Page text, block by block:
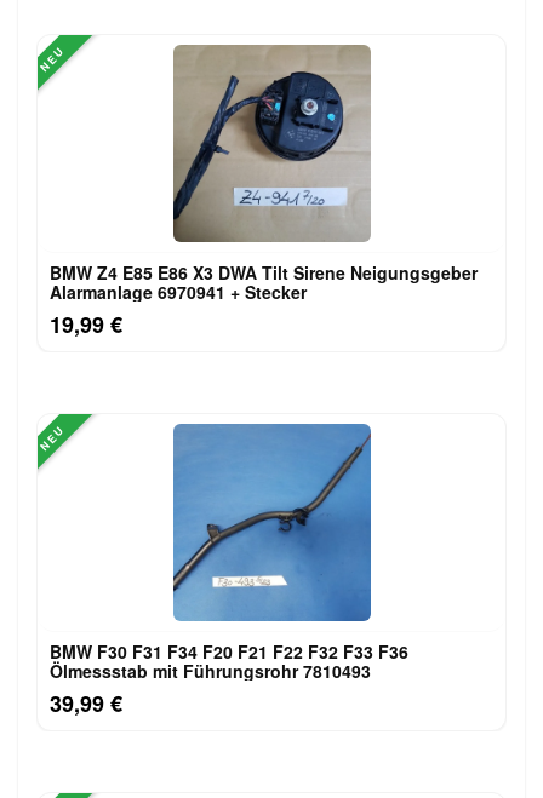
NEU
BMW Z4 E85 E86 X3 DWA Tilt Sirene Neigungsgeber
Alarmanlage 6970941 + Stecker
19,99 €
NEU
BMW F30 F31 F34 F20 F21 F22 F32 F33 F36
Ölmessstab mit Führungsrohr 7810493
39,99 €